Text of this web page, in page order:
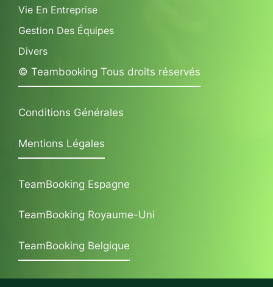
Vie En Entreprise
Gestion Des Équipes
Divers
© Teambooking Tous droits réservés
Conditions Générales
Mentions Légales
TeamBooking Espagne
TeamBooking Royaume-Uni
TeamBooking Belgique